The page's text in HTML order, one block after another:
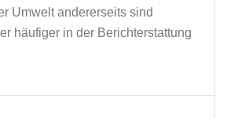
Umwelt andererseits sind
häufiger in der Berichterstattung